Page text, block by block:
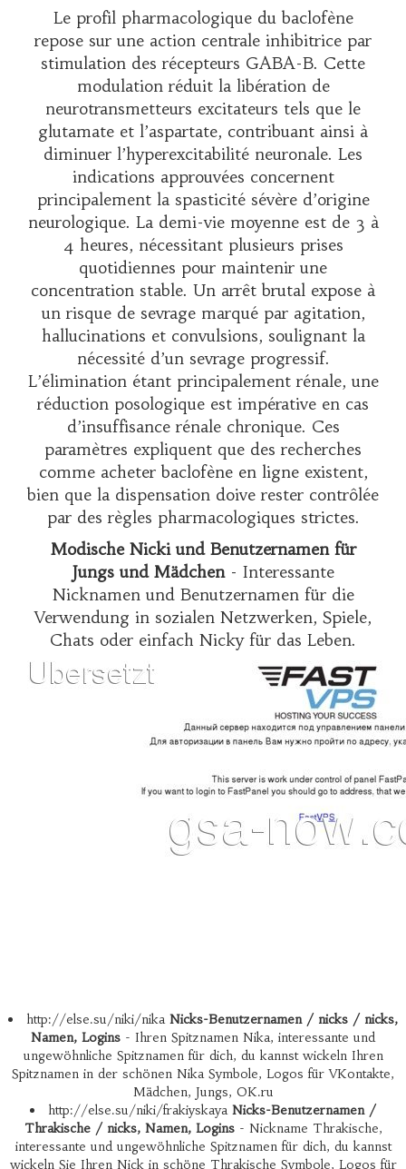
Le profil pharmacologique du baclofène
repose sur une action centrale inhibitrice par
stimulation des récepteurs GABA-B. Cette
modulation réduit la libération de
neurotransmetteurs excitateurs tels que le
glutamate et l’aspartate, contribuant ainsi à
diminuer l’hyperexcitabilité neuronale. Les
indications approuvées concernent
principalement la spasticité sévère d’origine
neurologique. La demi-vie moyenne est de 3 à
4 heures, nécessitant plusieurs prises
quotidiennes pour maintenir une
concentration stable. Un arrêt brutal expose à
un risque de sevrage marqué par agitation,
hallucinations et convulsions, soulignant la
nécessité d’un sevrage progressif.
L’élimination étant principalement rénale, une
réduction posologique est impérative en cas
d’insuffisance rénale chronique. Ces
paramètres expliquent que des recherches
comme acheter baclofène en ligneexistent,
bien que la dispensation doive rester contrôlée
par des règles pharmacologiques strictes.
Modische Nicki und Benutzernamen für
Jungs und Mädchen- Interessante
Nicknamen und Benutzernamen für die
Verwendung in sozialen Netzwerken, Spiele,
Chats oder einfach Nicky für das Leben.
http://else.su/niki/nika Nicks-Benutzernamen / nicks / nicks,
Namen, Logins - Ihren Spitznamen Nika, interessante und
ungewöhnliche Spitznamen für dich, du kannst wickeln Ihren
Spitznamen in der schönen Nika Symbole, Logos für VKontakte,
Mädchen, Jungs, OK.ru
http://else.su/niki/frakiyskaya Nicks-Benutzernamen /
Thrakische / nicks, Namen, Logins- Nickname Thrakische,
interessante und ungewöhnliche Spitznamen für dich, du kannst
wickeln Sie Ihren Nick in schöne Thrakische Symbole, Logos für